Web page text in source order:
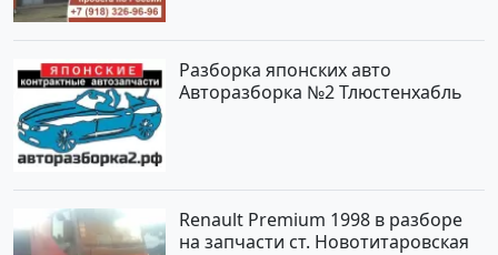
Разборка японских авто
Авторазборка №2 Тлюстенхабль
Renault Premium 1998 в разборе
на запчасти ст. Новотитаровская